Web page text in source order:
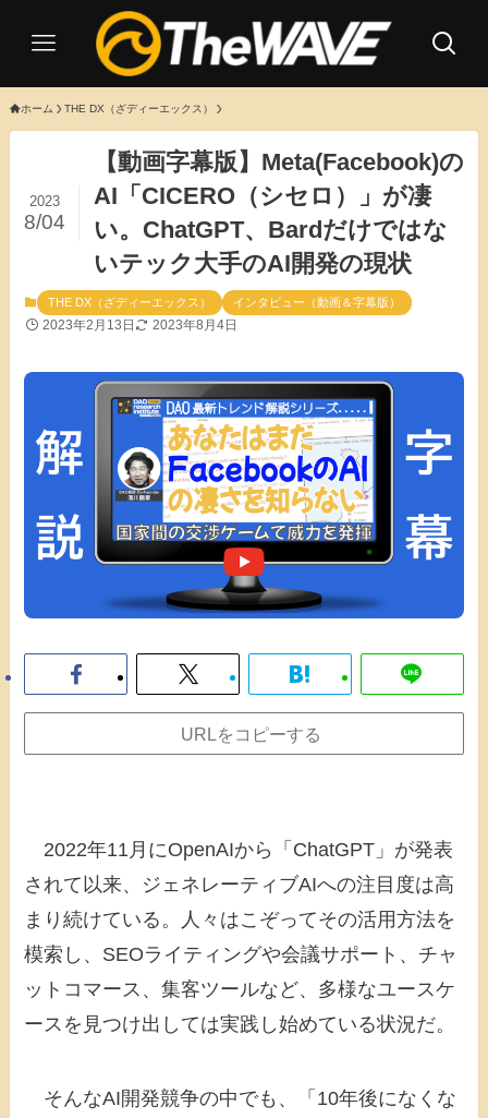
ホーム THE DX（ざディーエックス）
【動画字幕版】Meta(Facebook)の
AI「CICERO（シセロ）」が凄
い。ChatGPT、Bardだけではな
いテック大手のAI開発の現状
2023
8/04
THE DX（ざディーエックス） インタビュー（動画＆字幕版）
2023年2月13日 2023年8月4日
URLをコピーする
2022年11月にOpenAIから「ChatGPT」が発表
されて以来、ジェネレーティブAIへの注目度は高
まり続けている。人々はこぞってその活用方法を
模索し、SEOライティングや会議サポート、チャ
ットコマース、集客ツールなど、多様なユースケ
ースを見つけ出しては実践し始めている状況だ。
そんなAI開発競争の中でも、「10年後になくな